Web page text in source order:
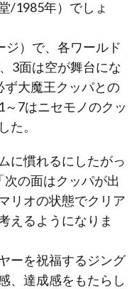
/1985年）でしょ
ジ）で、各ワールド
3面は空が舞台にな
ず大魔王クッパとの
7はニセモノのクッ
た。
に慣れるにしたがっ
の面はクッパが出
リオの状態でクリア
えるようになりま
ーを祝福するジング
、達成感をもたらし